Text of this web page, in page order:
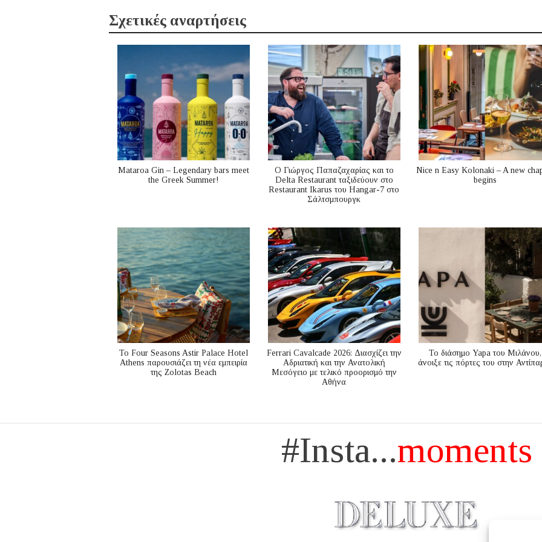
Σχετικές αναρτήσεις
Mataroa Gin – Legendary bars meet
the Greek Summer!
Ο Γιώργος Παπαζαχαρίας και το
Delta Restaurant ταξιδεύουν στο
Restaurant Ikarus του Hangar-7 στο
Σάλτσμπουργκ
Nice n Easy Kolonaki – A new
begins
Το Four Seasons Astir Palace Hotel
Athens παρουσιάζει τη νέα εμπειρία
της Zolotas Beach
Ferrari Cavalcade 2026: Διασχίζει την
Αδριατική και την Ανατολική
Μεσόγειo με τελικό προορισμό την
Αθήνα
Το διάσημο Yapa του Μιλάνου,
άνοιξε τις πόρτες του στην
#Insta...moments